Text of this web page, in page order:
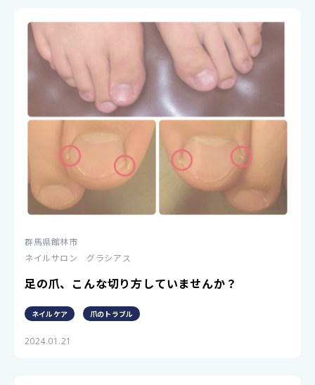
群馬県館林市
ネイルサロン グラシアス
足の爪、こんな切り方していませんか？
ネイルケア 爪のトラブル
2024.01.21